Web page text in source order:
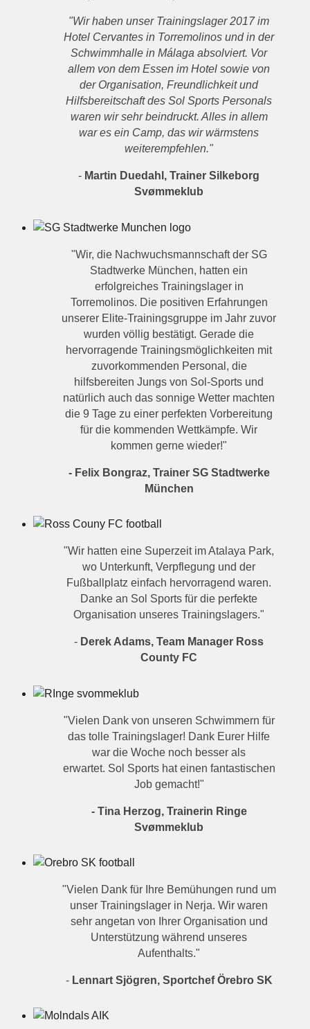
"Wir haben unser Trainingslager 2017 im
Hotel Cervantes in Torremolinos und in der
Schwimmhalle in Málaga absolviert. Vor
allem von dem Essen im Hotel sowie von
der Organisation, Freundlichkeit und
Hilfsbereitschaft des Sol Sports Personals
waren wir sehr beindruckt. Alles in allem
war es ein Camp, das wir wärmstens
weiterempfehlen."
- Martin Duedahl, Trainer Silkeborg
Svømmeklub
"Wir, die Nachwuchsmannschaft der SG
Stadtwerke München, hatten ein
erfolgreiches Trainingslager in
Torremolinos. Die positiven Erfahrungen
unserer Elite-Trainingsgruppe im Jahr zuvor
wurden völlig bestätigt. Gerade die
hervorragende Trainingsmöglichkeiten mit
zuvorkommenden Personal, die
hilfsbereiten Jungs von Sol-Sports und
natürlich auch das sonnige Wetter machten
die 9 Tage zu einer perfekten Vorbereitung
für die kommenden Wettkämpfe. Wir
kommen gerne wieder!"
- Felix Bongraz, Trainer SG Stadtwerke
München
"Wir hatten eine Superzeit im Atalaya Park,
wo Unterkunft, Verpflegung und der
Fußballplatz einfach hervorragend waren.
Danke an Sol Sports für die perfekte
Organisation unseres Trainingslagers."
- Derek Adams, Team Manager Ross
County FC
"Vielen Dank von unseren Schwimmern für
das tolle Trainingslager! Dank Eurer Hilfe
war die Woche noch besser als
erwartet. Sol Sports hat einen fantastischen
Job gemacht!"
- Tina Herzog, Trainerin Ringe
Svømmeklub
"Vielen Dank für Ihre Bemühungen rund um
unser Trainingslager in Nerja. Wir waren
sehr angetan von Ihrer Organisation und
Unterstützung während unseres
Aufenthalts."
- Lennart Sjögren, Sportchef Örebro SK